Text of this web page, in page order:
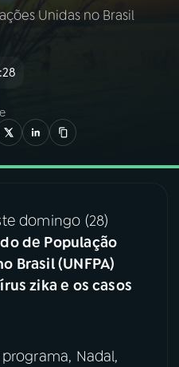
Unidas no Brasil
domingo (28)
de População
Brasil (UNFPA)
zika e os casos
Nadal,